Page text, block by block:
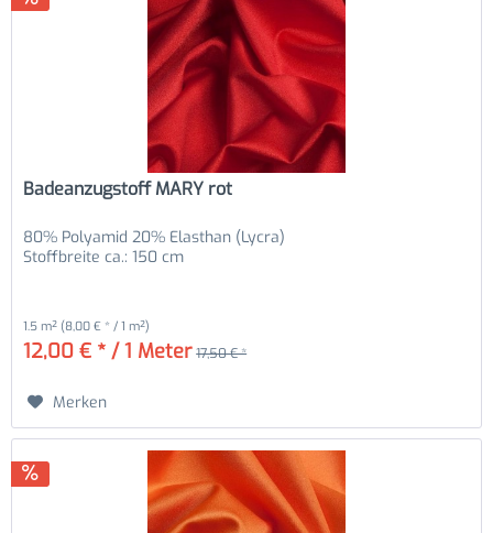
Badeanzugstoff MARY rot
80% Polyamid 20% Elasthan (Lycra)
Stoffbreite ca.: 150 cm
1.5 m² (8,00 € * / 1 m²)
12,00 € * / 1 Meter 17,50 € *
Merken